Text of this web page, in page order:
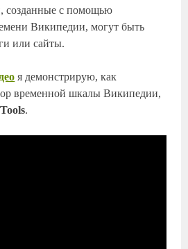
созданные с помощью
Википедии, могут быть
или сайты.
я демонстрирую, как
временной шкалы Википедии,
.